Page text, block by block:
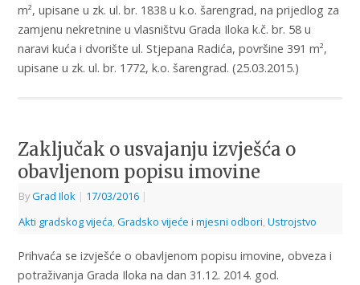
m², upisane u zk. ul. br. 1838 u k.o. šarengrad, na prijedlog za
zamjenu nekretnine u vlasništvu Grada Iloka k.č. br. 58 u
naravi kuća i dvorište ul. Stjepana Radića, površine 391 m²,
upisane u zk. ul. br. 1772, k.o. šarengrad. (25.03.2015.)
Zaključak o usvajanju izvješća o
obavljenom popisu imovine
ByGrad Ilok | 17/03/2016 |
Akti gradskog vijeća, Gradsko vijeće i mjesni odbori, Ustrojstvo
Prihvaća se izvješće o obavljenom popisu imovine, obveza i
potraživanja Grada Iloka na dan 31.12. 2014. god.